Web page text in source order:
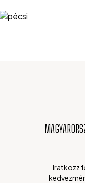
Iratkozz